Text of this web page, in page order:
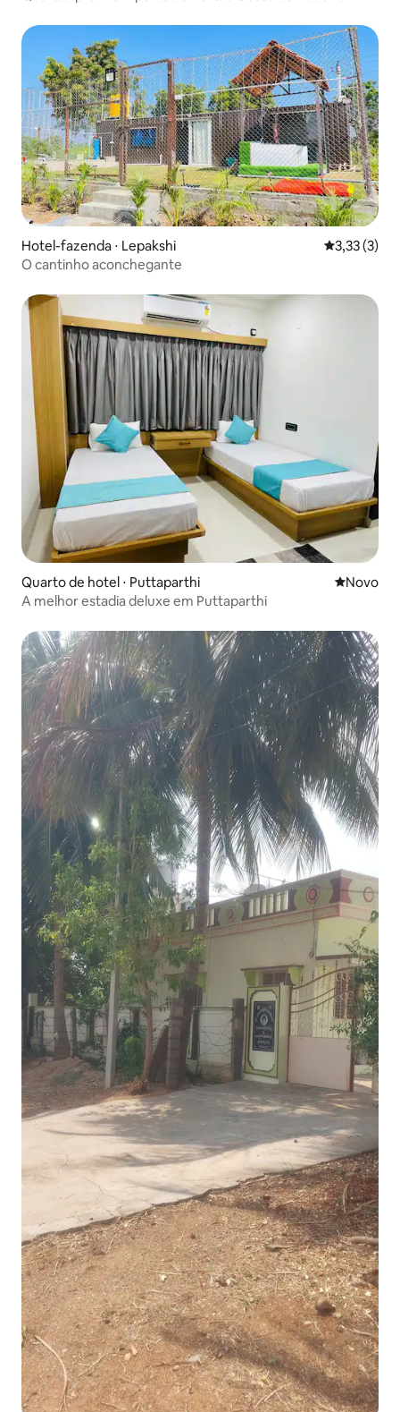
Hotel-fazenda ⋅ Lepakshi 3,33 de
3,33 (3)
O cantinho aconchegante
Quarto de hotel ⋅ Puttaparthi Novo
Novo
A melhor estadia deluxe em Puttaparthi